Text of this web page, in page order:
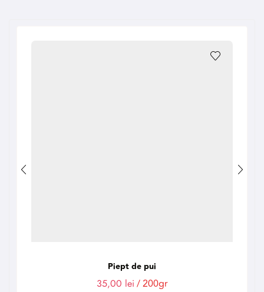
Piept de pui
35,00 lei / 200gr